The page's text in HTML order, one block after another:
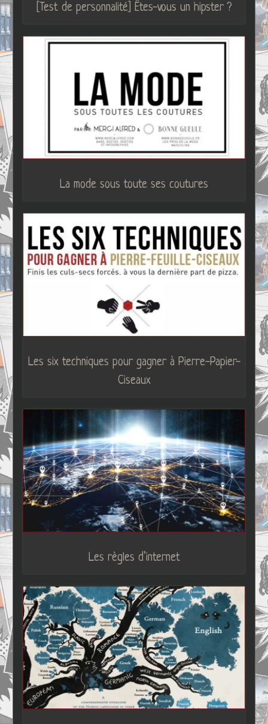
[Test de personnalité] Êtes-vous un hipster ?
La mode sous toute ses coutures
Les six techniques pour gagner à Pierre-Papier-
Ciseaux
Les règles d’internet